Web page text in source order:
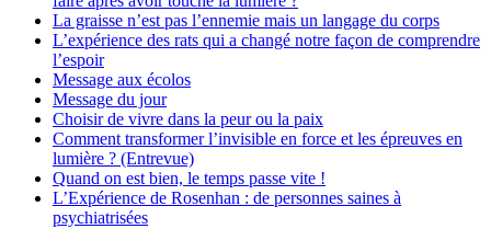
La graisse n’est pas l’ennemie mais un langage du corps
L’expérience des rats qui a changé notre façon de comprendre
l’espoir
Message aux écolos
Message du jour
Choisir de vivre dans la peur ou la paix
Comment transformer l’invisible en force et les épreuves en
lumière ? (Entrevue)
Quand on est bien, le temps passe vite !
L’Expérience de Rosenhan : de personnes saines à
psychiatrisées